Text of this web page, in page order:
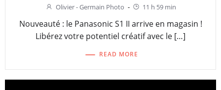
Olivier - Germain Photo - 11 h 59 min
Nouveauté : le Panasonic S1 II arrive en magasin !
Libérez votre potentiel créatif avec le […]
READ MORE